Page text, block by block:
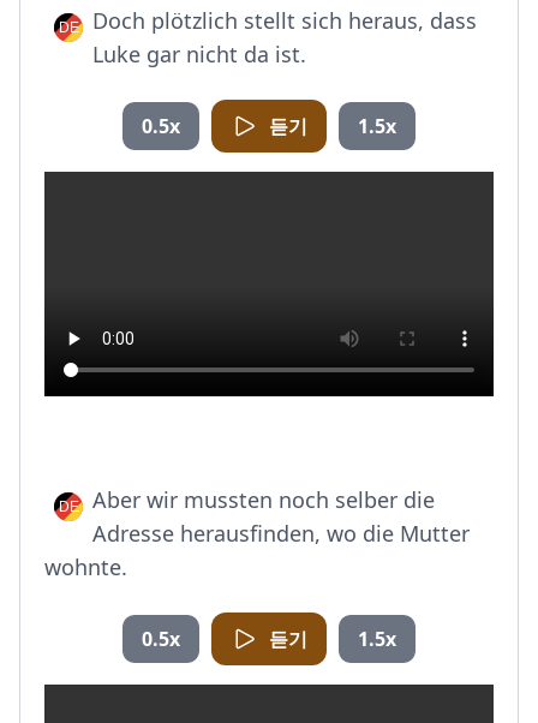
Doch plötzlich stellt sich heraus, dass
Luke gar nicht da ist.
0.5x 듣기 1.5x
Aber wir mussten noch selber die
Adresse herausfinden, wo die Mutter
wohnte.
0.5x 듣기 1.5x